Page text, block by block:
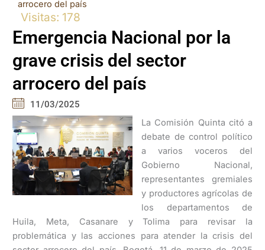
arrocero del país
Visitas: 178
Emergencia Nacional por la
grave crisis del sector
arrocero del país
11/03/2025
La Comisión Quinta citó a
debate de control político
a varios voceros del
Gobierno Nacional,
representantes gremiales
y productores agrícolas de
los departamentos de
Huila, Meta, Casanare y Tolima para revisar la
problemática y las acciones para atender la crisis del